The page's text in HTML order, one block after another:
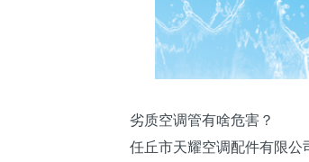
劣质空调管有啥危害？
任丘市天耀空调配件有限公